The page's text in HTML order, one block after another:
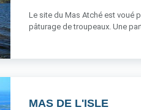
Le site du Mas Atché est voué
pâturage de troupeaux. Une
MAS DE L'ISLE